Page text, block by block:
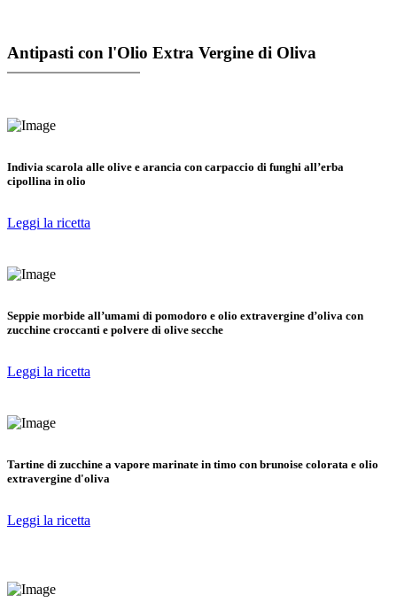
Antipasti con l'Olio Extra Vergine di Oliva
Indivia scarola alle olive e arancia con carpaccio di funghi all’erba
cipollina in olio
Leggi la ricetta
Seppie morbide all’umami di pomodoro e olio extravergine d’oliva con
zucchine croccanti e polvere di olive secche
Leggi la ricetta
Tartine di zucchine a vapore marinate in timo con brunoise colorata e olio
extravergine d'oliva
Leggi la ricetta